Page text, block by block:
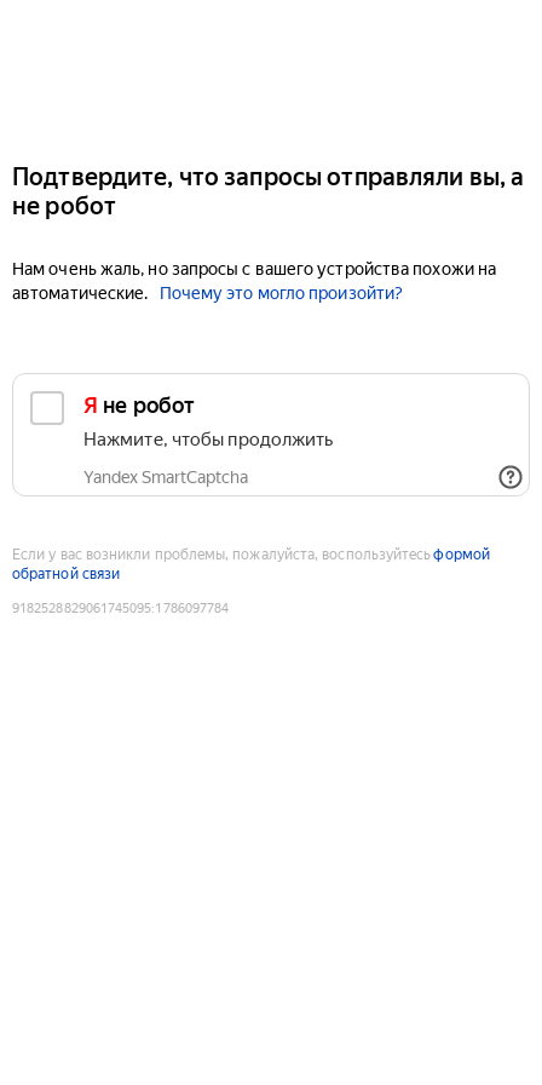
Подтвердите, что запросы отправляли вы, а
не робот
Нам очень жаль, но запросы с вашего устройства похожи на
автоматические.
Почему это могло произойти?
Я не робот
Нажмите, чтобы продолжить
Yandex SmartCaptcha
Если у вас возникли проблемы, пожалуйста, воспользуйтесьформой
обратной связи
9182528829061745095:1786097784